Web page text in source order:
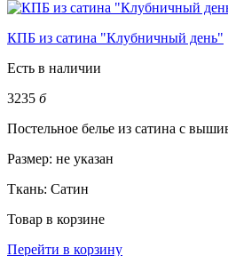
КПБ из сатина "Клубничный день"
Есть в наличии
3235 б
Постельное белье из сатина с
Размер: не указан
Ткань: Сатин
Товар в корзине
Перейти в корзину